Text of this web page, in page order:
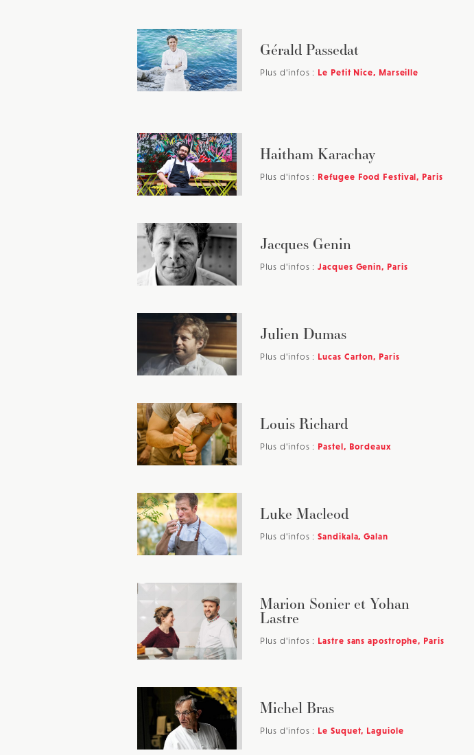
Gérald Passedat
Plus d'infos : Le Petit Nice, Marseille
Haitham Karachay
Plus d'infos : Refugee Food Festival, Paris
Jacques Genin
Plus d'infos :Jacques Genin, Paris
Julien Dumas
Plus d'infos : Lucas Carton, Paris
Louis Richard
Plus d'infos : Pastel, Bordeaux
Luke Macleod
Plus d'infos :Sandikala, Galan
Marion Sonier et Yohan
Lastre
Plus d'infos : Lastre sans apostrophe, Paris
Michel Bras
Plus d'infos : Le Suquet, Laguiole